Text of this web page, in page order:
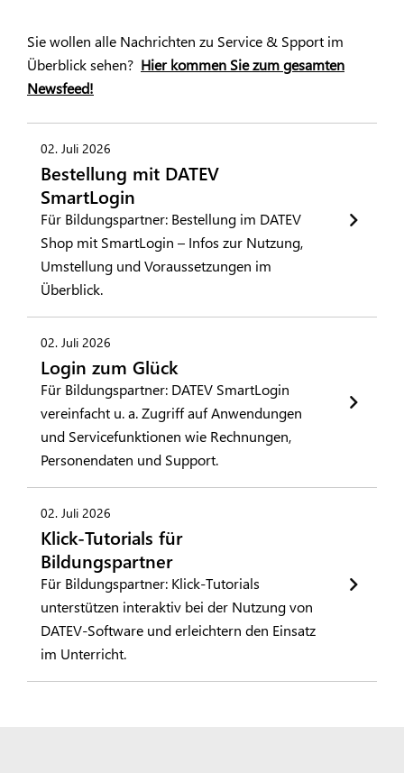
Sie wollen alle Nachrichten zu Service & Spport im
Überblick sehen? Hier kommen Sie zum gesamten
Newsfeed!
02. Juli 2026
Bestellung mit DATEV
SmartLogin
Für Bildungspartner: Bestellung im DATEV
Shop mit SmartLogin – Infos zur Nutzung,
Umstellung und Voraussetzungen im
Überblick.
02. Juli 2026
Login zum Glück
Für Bildungspartner: DATEV SmartLogin
vereinfacht u. a. Zugriff auf Anwendungen
und Servicefunktionen wie Rechnungen,
Personendaten und Support.
02. Juli 2026
Klick-Tutorials für
Bildungspartner
Für Bildungspartner: Klick-Tutorials
unterstützen interaktiv bei der Nutzung von
DATEV-Software und erleichtern den Einsatz
im Unterricht.